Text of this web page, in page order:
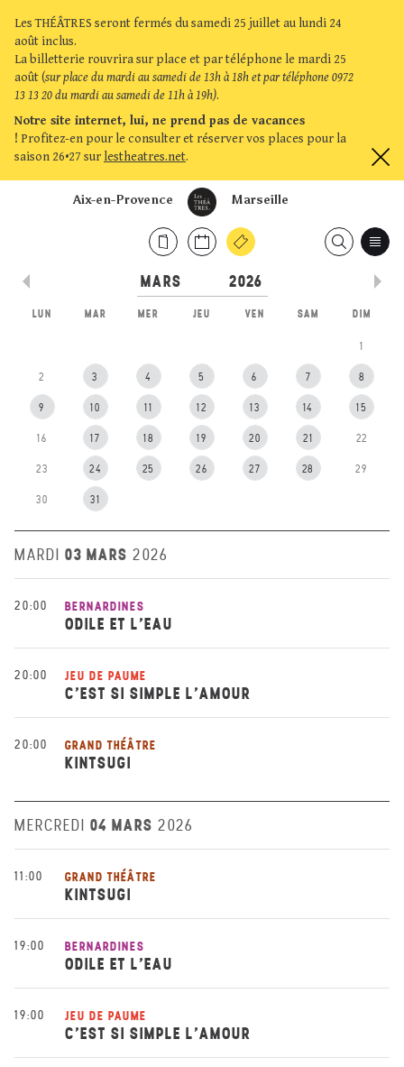
Les THÉÂTRES seront fermés du samedi 25 juillet au lundi 24
août inclus.
La billetterie rouvrira sur place et par téléphone le mardi 25
août (sur place du mardi au samedi de 13h à 18h et par téléphone 0972
13 13 20 du mardi au samedi de 11h à 19h).
Notre site internet, lui, ne prend pas de vacances
! Profitez-en pour le consulter et réserver vos places pour la
saison 26•27 sur lestheatres.net.
Marseille
Aix-en-Provence
LUN MAR MER JEU VEN SAM DIM
1
2 3 4 5 6 7 8
9 10 11 12 13 14 15
16 17 18 19 20 21 22
23 24 25 26 27 28 29
30 31
MARDI 03 MARS 2026
20:00 BERNARDINES
ODILE ET L’EAU
20:00 JEU DE PAUME
C’EST SI SIMPLE L’AMOUR
20:00 GRAND THÉÂTRE
KINTSUGI
MERCREDI 04 MARS 2026
11:00 GRAND THÉÂTRE
KINTSUGI
19:00 BERNARDINES
ODILE ET L’EAU
19:00 JEU DE PAUME
C’EST SI SIMPLE L’AMOUR